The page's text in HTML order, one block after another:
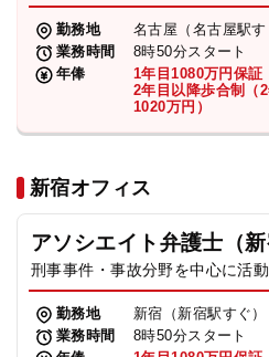
勤務地
名古屋（名古屋駅す
業務時間
8時50分スタート
年俸
1年目1080万円保証
2年目以降歩合制（
1020万円）
新宿オフィス
アソシエイト弁護士（新
刑事事件・事故分野を中心に活動
勤務地
新宿（新宿駅すぐ）
業務時間
8時50分スタート
費用
求人採用
お知らせ
特設サイト